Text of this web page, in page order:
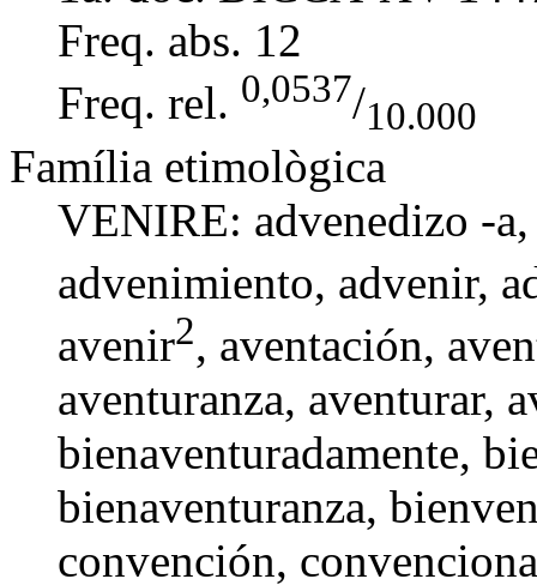
Freq. abs. 12
Freq. rel. 0,0537/10.000
Família etimològica
VENIRE: advenedizo -
advenimiento, advenir,
avenir2, aventación,
aventuranza, aventurar,
bienaventuradamente,
bienaventuranza,
convención,